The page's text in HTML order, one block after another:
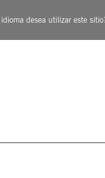
desea utilizar este